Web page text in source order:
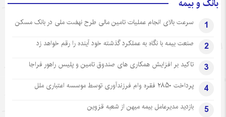
بانک و بیمه
1 سرعت بالای انجام عملیات تامین مالی طرح نهضت ملی در بانک مسکن
2 صنعت بیمه با نگاه به عملکرد گذشته خود آینده را رقم خواهد زد
3 تاکید بر افزایش همکاری های صندوق تامین و پلیس راهور فراجا
4 پرداخت ۲۸۵۰ فقره وام فرزندآوری توسط موسسه اعتباری ملل
5 بازدید مدیرعامل بیمه میهن از شعبه قزوین